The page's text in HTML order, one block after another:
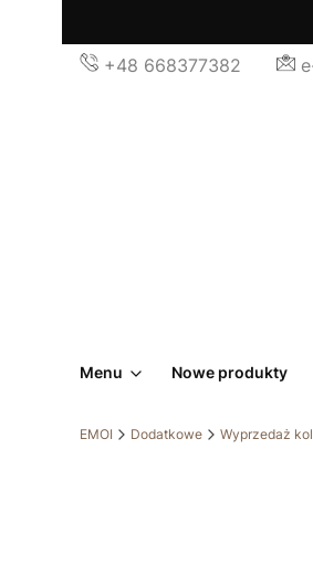
+48 668377382
Menu Nowe produkty
EMOI Dodatkowe Wyprzedaż